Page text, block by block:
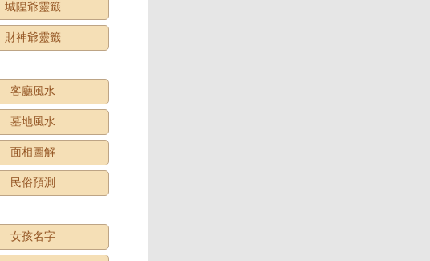
城隍爺靈籤
財神爺靈籤
客廳風水
墓地風水
面相圖解
民俗預測
女孩名字